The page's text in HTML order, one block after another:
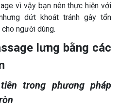
vì vậy bạn nên thực hiện với
dứt khoát tránh gây tổn
người dùng.
lưng bằng các
trong phương pháp